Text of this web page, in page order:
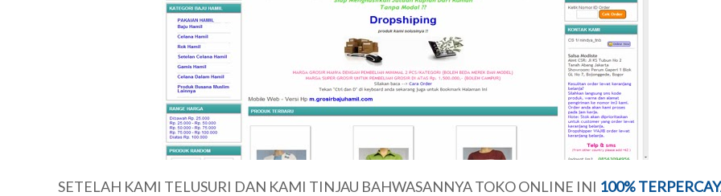
SETELAH KAMI TELUSURI DAN KAMI TINJAU BAHWASANNYA TOKO ONLINE INI 100%